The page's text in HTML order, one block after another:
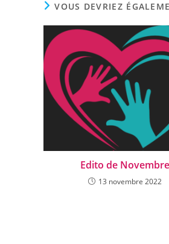
VOUS DEVRIEZ
Edito de Novembre
13 novembre 2022